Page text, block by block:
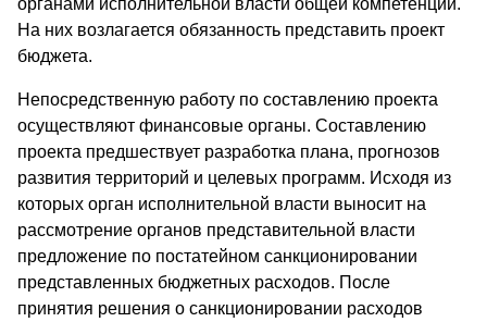
органами исполнительной власти общей компетенции.
На них возлагается обязанность представить проект
бюджета.
Непосредственную работу по составлению проекта
осуществляют финансовые органы. Составлению
проекта предшествует разработка плана, прогнозов
развития территорий и целевых программ. Исходя из
которых орган исполнительной власти выносит на
рассмотрение органов представительной власти
предложение по постатейном санкционировании
представленных бюджетных расходов. После
принятия решения о санкционировании расходов